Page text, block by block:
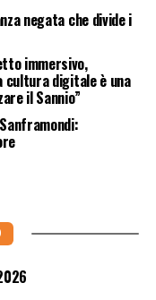
negata che divide i
immersivo,
cultura digitale è una
il Sannio”